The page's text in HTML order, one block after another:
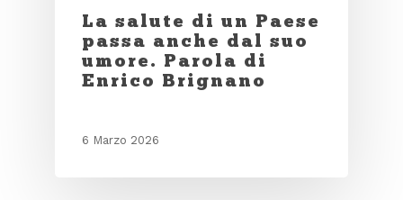
La salute di un Paese
passa anche dal suo
umore. Parola di
Enrico Brignano
6 Marzo 2026